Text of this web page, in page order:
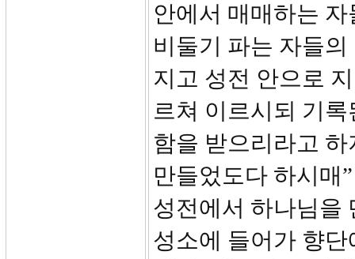
안에서 매매하는
비둘기 파는 자들
지고 성전 안으로
르쳐 이르시되 기
함을 받으리라고
만들었도다 하시매
성전에서 하나님을
성소에 들어가 향